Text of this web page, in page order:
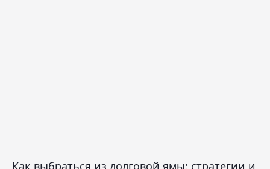
Как выбраться из долговой ямы: стратегии и